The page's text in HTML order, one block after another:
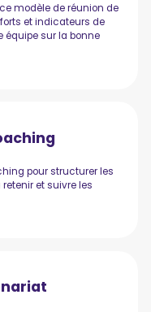
modèle de réunion de
et indicateurs de
équipe sur la bonne
pour structurer les
et suivre les